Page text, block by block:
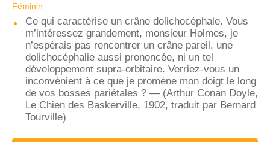
Féminin
Ce qui caractérise un crâne dolichocéphale. Vous
m’intéressez grandement, monsieur Holmes, je
n’espérais pas rencontrer un crâne pareil, une
dolichocéphalie aussi prononcée, ni un tel
développement supra-orbitaire. Verriez-vous un
inconvénient à ce que je promène mon doigt le long
de vos bosses pariétales ? — (Arthur Conan Doyle,
Le Chien des Baskerville, 1902, traduit par Bernard
Tourville)